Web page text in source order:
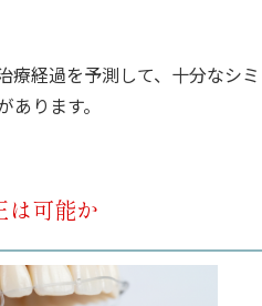
療経過を予測して、十分なシミ
ります。
は可能か